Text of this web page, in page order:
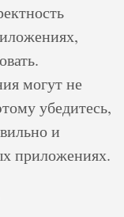
могут не
убедитесь,
и
приложениях.